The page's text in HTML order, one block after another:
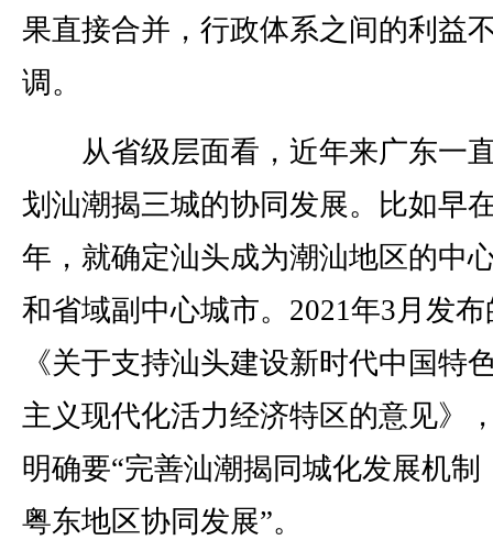
果直接合并，行政体系之间的利益
调。
从省级层面看，近年来广东一
划汕潮揭三城的协同发展。比如早
年，就确定汕头成为潮汕地区的中
和省域副中心城市。2021年3月发布
《关于支持汕头建设新时代中国特
主义现代化活力经济特区的意见》
明确要“完善汕潮揭同城化发展机制
粤东地区协同发展”。